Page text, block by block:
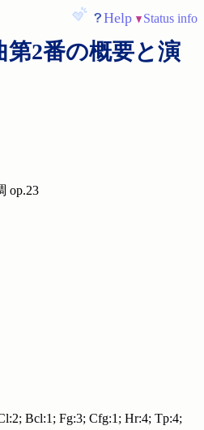
Help Status info
第2番の概要と演
op.23
Bcl:1; Fg:3; Cfg:1; Hr:4; Tp:4;